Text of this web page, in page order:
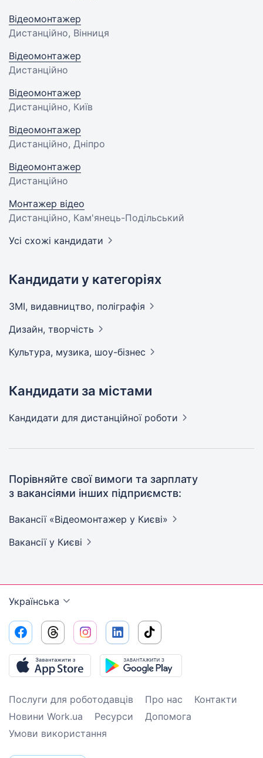
Відеомонтажер
Дистанційно, Вінниця
Відеомонтажер
Дистанційно
Відеомонтажер
Дистанційно, Київ
Відеомонтажер
Дистанційно, Дніпро
Відеомонтажер
Дистанційно
Монтажер відео
Дистанційно, Кам'янець-Подільський
Усі схожі кандидати
Кандидати у категоріях
ЗМІ, видавництво, поліграфія
Дизайн, творчість
Культура, музика, шоу-бізнес
Кандидати за містами
Кандидати для дистанційної роботи
Порівняйте свої вимоги та зарплату
з вакансіями інших підприємств:
Вакансії «Відеомонтажер у Києві»
Вакансії у Києві
Українська
Послуги для роботодавців Про нас
Контакти
Новини Work.ua
Ресурси
Допомога
Умови використання